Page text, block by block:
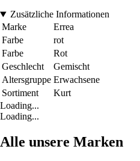
Zusätzliche Informationen
Marke
Errea
Farbe
rot
Farbe
Rot
Geschlecht
Gemischt
Altersgruppe Erwachsene
Sortiment
Kurt
Loading...
Loading...
Alle unsere Marken